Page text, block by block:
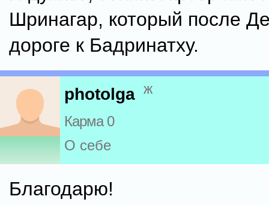
Шринагар, который после
дороге к Бадринатху.
photolga ж
Карма 0
О себе
Благодарю!